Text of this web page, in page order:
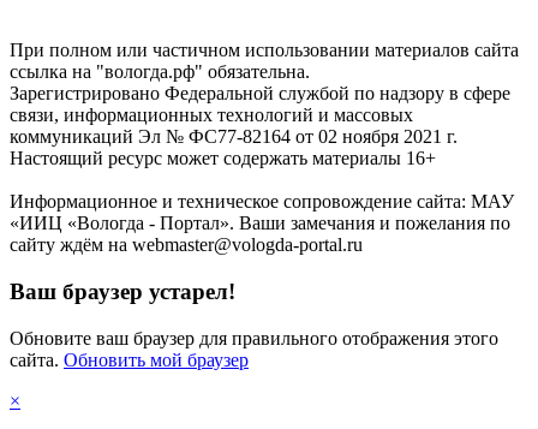
При полном или частичном использовании материалов сайта
ссылка на "вологда.рф" обязательна.
Зарегистрировано Федеральной службой по надзору в сфере
связи, информационных технологий и массовых
коммуникаций Эл № ФС77-82164 от 02 ноября 2021 г.
Настоящий ресурс может содержать материалы 16+
Информационное и техническое сопровождение сайта: МАУ
«ИИЦ «Вологда - Портал». Ваши замечания и пожелания по
сайту ждём на webmaster@vologda-portal.ru
Ваш браузер устарел!
Обновите ваш браузер для правильного отображения этого
сайта. Обновить мой браузер
×